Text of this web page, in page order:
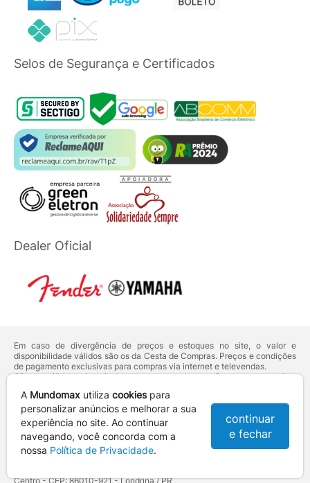
Selos de Segurança e Certificados
Dealer Oficial
Em caso de divergência de preços e estoques no site, o valor e
disponibilidade válidos são os da Cesta de Compras. Preços e condições
de pagamento exclusivas para compras via internet e televendas.
Ofertas válidas até o término de nossos estoques. Para compras acima
deVenda Corporativa.
Os preços apresentados no site prevalecem sobre outros anunciados em
qualquer outro meio de comunicação ou sites de buscas. Código de
Defesa do Consumidor:Lei nº 8.078.
Vendas sujeitas à confirmação de dados e análises de crédito e risco.
Centro - CEP: 86010-921 - Londrina / PR
A Mundomax utiliza cookiespara
personalizar anúncios e melhorar a sua
experiência no site. Ao continuar
navegando, você concorda com a
nossa Política de Privacidade.
continuar
e fechar